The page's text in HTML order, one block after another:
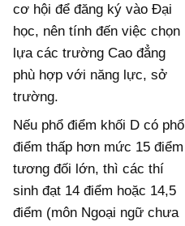
cơ hội để đăng ký vào Đại
học, nên tính đến việc chọn
lựa các trường Cao đẳng
phù hợp với năng lực, sở
trường.
Nếu phổ điểm khối D có phổ
điểm thấp hơn mức 15 điểm
tương đối lớn, thì các thí
sinh đạt 14 điểm hoặc 14,5
điểm (môn Ngoại ngữ chưa